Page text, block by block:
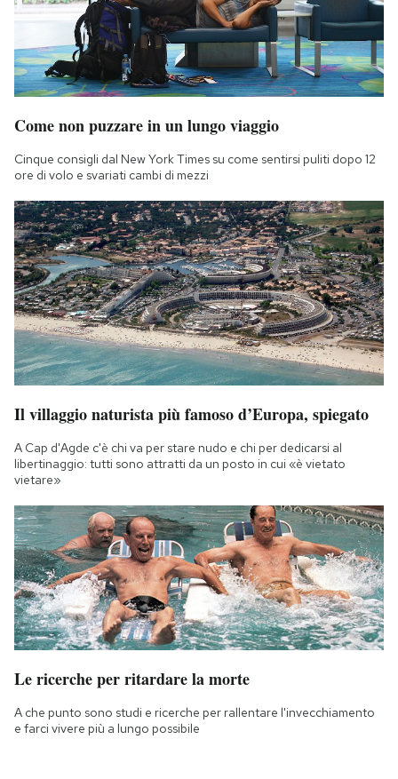
Come non puzzare in un lungo viaggio
Cinque consigli dal New York Times su come sentirsi puliti dopo 12
ore di volo e svariati cambi di mezzi
Il villaggio naturista più famoso d’Europa, spiegato
A Cap d'Agde c'è chi va per stare nudo e chi per dedicarsi al
libertinaggio: tutti sono attratti da un posto in cui «è vietato
vietare»
Le ricerche per ritardare la morte
A che punto sono studi e ricerche per rallentare l'invecchiamento
e farci vivere più a lungo possibile